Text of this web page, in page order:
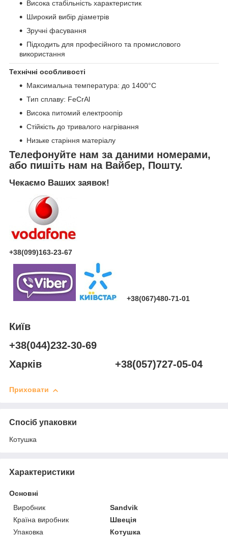
Висока стабільність характеристик
Широкий вибір діаметрів
Зручні фасування
Підходить для професійного та промислового
використання
Технічні особливості
Максимальна температура: до 1400°C
Тип сплаву: FeCrAl
Висока питомий електроопір
Стійкість до тривалого нагрівання
Низьке старіння матеріалу
Телефонуйте нам за даними номерами,
або пишіть нам на Вайбер, Пошту.
Чекаємо Ваших заявок!
+38(099)163-23-67
+38(067)480-71-01
Київ
+38(044)232-30-69
Харків +38(057)727-05-04
Приховати
Спосіб упаковки
Котушка
Характеристики
Основні
Виробник
Sandvik
Країна виробник
Швеція
Упаковка
Котушка